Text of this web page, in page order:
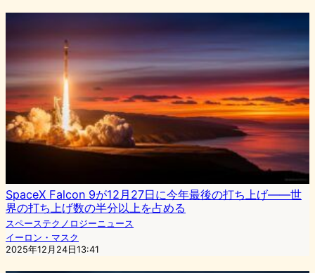
SpaceX Falcon 9が12月27日に今年最後の打ち上げ――世
界の打ち上げ数の半分以上を占める
スペーステクノロジーニュース
イーロン・マスク
2025年12月24日13:41